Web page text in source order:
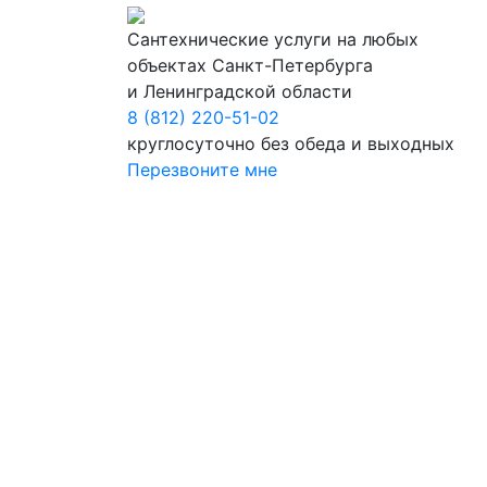
Сантехнические услуги на любых
объектах Санкт-Петербурга
и Ленинградской области
8 (812) 220-51-02
круглосуточно без обеда и выходных
Перезвоните мне